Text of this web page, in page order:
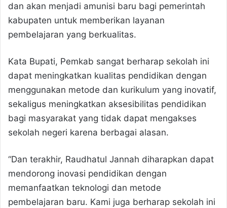
dan akan menjadi amunisi baru bagi pemerintah
kabupaten untuk memberikan layanan
pembelajaran yang berkualitas.
Kata Bupati, Pemkab sangat berharap sekolah ini
dapat meningkatkan kualitas pendidikan dengan
menggunakan metode dan kurikulum yang inovatif,
sekaligus meningkatkan aksesibilitas pendidikan
bagi masyarakat yang tidak dapat mengakses
sekolah negeri karena berbagai alasan.
“Dan terakhir, Raudhatul Jannah diharapkan dapat
mendorong inovasi pendidikan dengan
memanfaatkan teknologi dan metode
pembelajaran baru. Kami juga berharap sekolah ini